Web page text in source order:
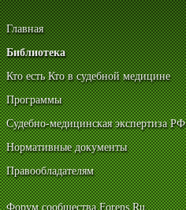
Главная
Библиотека
Кто есть Кто в судебной медицине
Программы
Судебно-медицинская экспертиза РФ
Нормативные документы
Правообладателям
Форум сообщества Forens.Ru